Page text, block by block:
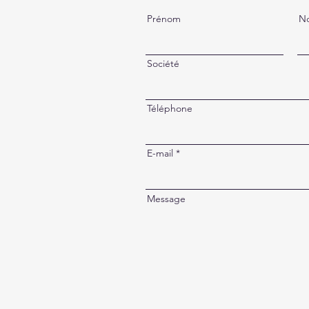
Prénom
Société
Téléphone
E-mail
Message